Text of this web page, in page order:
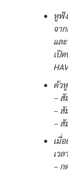
หูฟั
จา
แล
เปิ
ตัว
– สั
– สั
– สั
เมื่
เว
– ก